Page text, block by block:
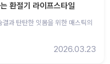
환절기 라이프스타일
과 탄탄한 잇몸을 위한 매스틱의
2026.03.23